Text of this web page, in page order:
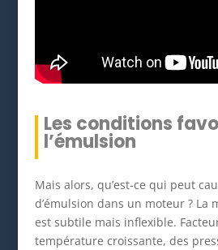
Les conditions
l’émulsion
Mais alors, qu’est-ce qui peut
d’émulsion dans un moteur ? La
est subtile mais inflexible.
température croissante, des